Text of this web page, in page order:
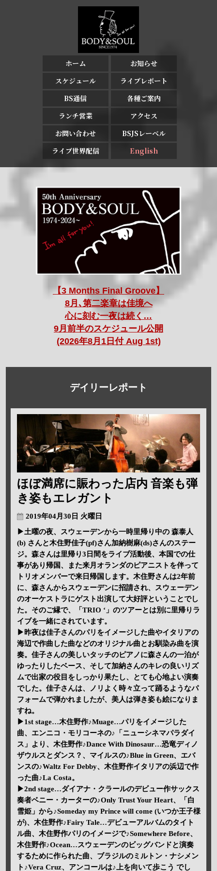
ホーム
お知らせ
スケジュール
ライブレポート
BS通信
各種ご案内
ランチ営業
アクセス
お問い合わせ
BSJSレーベル
ライブ世界配信
English
【3 Months Final Groove】
8月､第二楽章は佳境へ
心に刻む一夜は続く…
9月前半のスケジュール公開
(2026年8月1日付 Aug 1st)
デイリーレポート
ほぼ満席に賑わった店内 音楽も弾
き姿もエレガント
2019年04月30日 火曜日
▶土曜の夜、スウェーデンから一時里帰り中の 森泰人
(b) さんと木住野佳子(pf)さん加納樹麻(ds)さんのステー
ジ。森さんは里帰り3日間をライブ活動後、本国での仕
事があり帰国、また来月オランダのピアニストを伴って
トリオメンバーで来日帰国します。木住野さんは2年前
に、森さんからスウェーデンに招請され、スウェーデン
のオーケストラにゲスト出演して大好評ということでし
た。そのご縁で、「TRIO ‘」のツアーとは別に里帰りラ
イブを一緒にされています。
▶昨夜は佳子さんのパリをイメージした曲やイタリアの
海辺で作曲した曲などのオリジナル曲とお馴染み曲を演
奏。佳子さんの美しいタッチのピアノに森さんの一泊が
ゆったりしたベース、そして加納さんのキレの良いリズ
ムで出家の役目をしっかり果たし、とても心地よい演奏
でした。佳子さんは、ノリよく時々立って踊るようなパ
フォームで弾かれましたが、美人は弾き姿も絵になりま
すね。
▶1st stage…木住野作♪Muage…パリをイメージした
曲、エンニコ・モリコーネの♪「ニューシネマパラダイ
ス」より、木住野作♪Dance With Dinosaur…恐竜ディノ
ザウルスとダンス？、マイルスの♪Blue in Green、エバ
ンスの♪Waltz For Debby、木住野作イタリアの浜辺で作
った曲♪La Costa。
▶2nd stage…ダイアナ・クラールのデビュー作サックス
奏者ベニー・カーターの♪Only Trust Your Heart、「白
雪姫」から♪Someday my Prince will come (いつか王子様
が)、木住野作♪Fairy Tale…デビューアルバムのタイト
ル曲、木住野作パリのイメージで♪Somewhere Before、
木住野作♪Ocean…スウェーデンのビッグバンドと演奏
するために作られた曲、ブラジルのミルトン・ナシメン
ト♪Vera Cruz、アンコールは♪上を向いて歩こう でし